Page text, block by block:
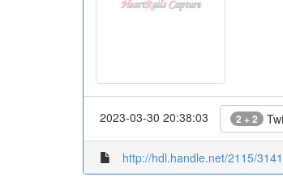
2023-03-30 20:38:03 2 + 2
http://hdl.handle.net/2115/